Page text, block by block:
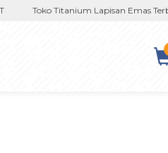
Toko Titanium Lapisan Emas Terbaik